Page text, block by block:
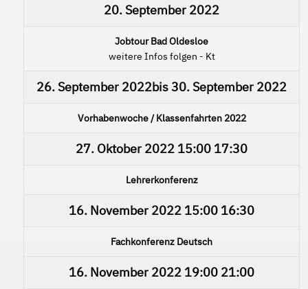
20. September 2022
Jobtour Bad Oldesloe
weitere Infos folgen - Kt
26. September 2022bis30. September 2022
Vorhabenwoche / Klassenfahrten 2022
27. Oktober 2022 15:00 17:30
Lehrerkonferenz
16. November 2022 15:00 16:30
Fachkonferenz Deutsch
16. November 2022 19:00 21:00